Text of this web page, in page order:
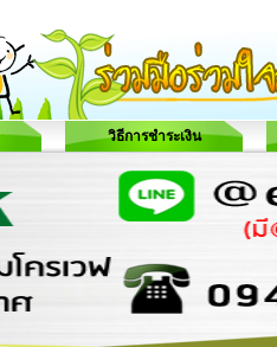
วิธีการชำระเงิน